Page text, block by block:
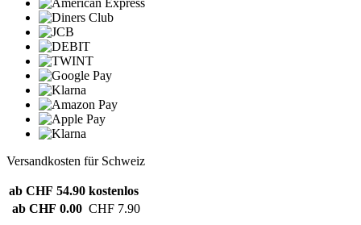
Versandkosten für Schweiz
ab CHF 54.90 kostenlos
ab CHF 0.00 CHF 7.90